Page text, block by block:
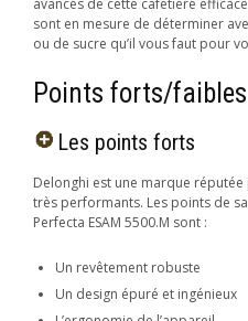
sont en mesure de déterminer
ou de sucre qu’il vous faut pour
Points forts/faibles
Les points forts
Delonghi est une marque
très performants. Les points de
Perfecta ESAM 5500.M sont :
Un revêtement robuste
Un design épuré et ingénieux